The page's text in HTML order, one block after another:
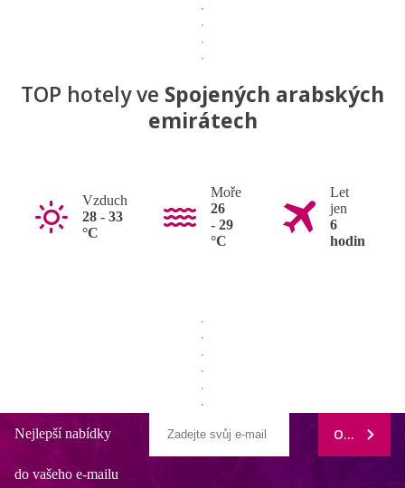
TOP hotely ve Spojených arabských
emirátech
Vzduch
28 - 33
°C
Moře
26
- 29
°C
Let
jen
6
hodin
Nejlepší nabídky
do vašeho e-mailu
ODEBÍRAT